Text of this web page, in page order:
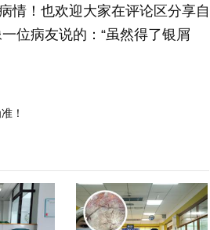
情！也欢迎大家在评论区分享自
位病友说的：“虽然得了银屑
！